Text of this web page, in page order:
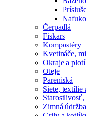
Čerpadlá
Fiskars
Kompostéry
Kvetináče,
Okraje a
Oleje
Pareniská
Siete, textílie
Starostlivosť,
Zimná údržba